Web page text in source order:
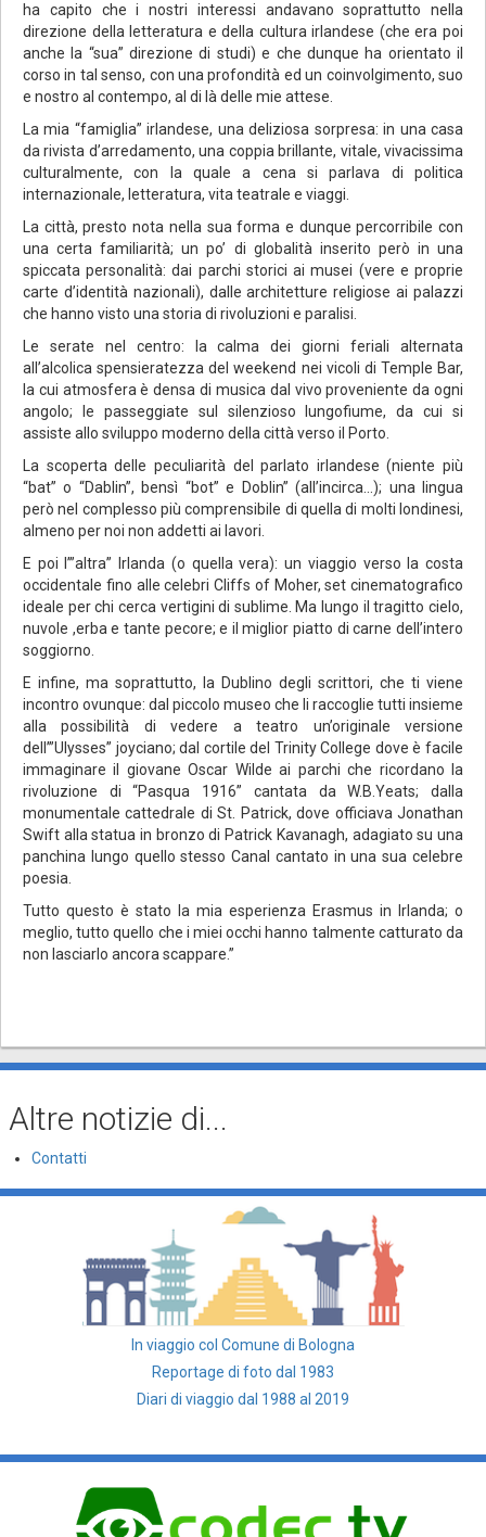
ha capito che i nostri interessi andavano soprattutto nella
direzione della letteratura e della cultura irlandese (che era poi
anche la “sua” direzione di studi) e che dunque ha orientato il
corso in tal senso, con una profondità ed un coinvolgimento, suo
e nostro al contempo, al di là delle mie attese.
La mia “famiglia” irlandese, una deliziosa sorpresa: in una casa
da rivista d’arredamento, una coppia brillante, vitale, vivacissima
culturalmente, con la quale a cena si parlava di politica
internazionale, letteratura, vita teatrale e viaggi.
La città, presto nota nella sua forma e dunque percorribile con
una certa familiarità; un po’ di globalità inserito però in una
spiccata personalità: dai parchi storici ai musei (vere e proprie
carte d’identità nazionali), dalle architetture religiose ai palazzi
che hanno visto una storia di rivoluzioni e paralisi.
Le serate nel centro: la calma dei giorni feriali alternata
all’alcolica spensieratezza del weekend nei vicoli di Temple Bar,
la cui atmosfera è densa di musica dal vivo proveniente da ogni
angolo; le passeggiate sul silenzioso lungofiume, da cui si
assiste allo sviluppo moderno della città verso il Porto.
La scoperta delle peculiarità del parlato irlandese (niente più
“bat” o “Dablin”, bensì “bot” e Doblin” (all’incirca…); una lingua
però nel complesso più comprensibile di quella di molti londinesi,
almeno per noi non addetti ai lavori.
E poi l’”altra” Irlanda (o quella vera): un viaggio verso la costa
occidentale fino alle celebri Cliffs of Moher, set cinematografico
ideale per chi cerca vertigini di sublime. Ma lungo il tragitto cielo,
nuvole ,erba e tante pecore; e il miglior piatto di carne dell’intero
soggiorno.
E infine, ma soprattutto, la Dublino degli scrittori, che ti viene
incontro ovunque: dal piccolo museo che li raccoglie tutti insieme
alla possibilità di vedere a teatro un’originale versione
dell’”Ulysses” joyciano; dal cortile del Trinity College dove è facile
immaginare il giovane Oscar Wilde ai parchi che ricordano la
rivoluzione di “Pasqua 1916” cantata da W.B.Yeats; dalla
monumentale cattedrale di St. Patrick, dove officiava Jonathan
Swift alla statua in bronzo di Patrick Kavanagh, adagiato su una
panchina lungo quello stesso Canal cantato in una sua celebre
poesia.
Tutto questo è stato la mia esperienza Erasmus in Irlanda; o
meglio, tutto quello che i miei occhi hanno talmente catturato da
non lasciarlo ancora scappare.”
Altre notizie di...
Contatti
In viaggio col Comune di Bologna
Reportage di foto dal 1983
Diari di viaggio dal 1988 al 2019